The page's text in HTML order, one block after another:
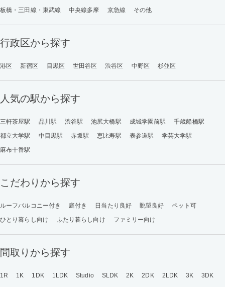
板橋・三田線・東武線
中央線多摩 京急線 その他
行政区から探す
港区 新宿区 目黒区 世田谷区 渋谷区 中野区 杉並区
人気の駅から探す
三軒茶屋駅 品川駅 渋谷駅 池尻大橋駅 成城学園前駅
千歳船橋駅
都立大学駅
中目黒駅 赤坂駅 恵比寿駅 表参道駅
学芸大学駅
麻布十番駅
こだわりから探す
ルーフバルコニー付き 庭付き 日当たり良好 眺望良好
ペット可
ひとり暮らし向け
ふたり暮らし向け ファミリー向け
間取りから探す
1R 1K 1DK 1LDK Studio SLDK 2K 2DK 2LDK 3K
3DK